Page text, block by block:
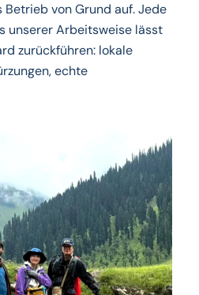
von Grund auf. Jede
unserer Arbeitsweise lässt
zurückführen: lokale
echte